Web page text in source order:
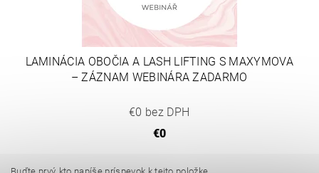
LAMINÁCIA OBOČIA A LASH LIFTING S MAXYMOVA
– ZÁZNAM WEBINÁRA ZADARMO
€0 bez DPH
€0